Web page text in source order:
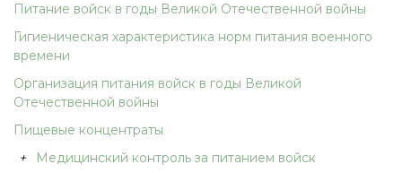
Питание войск в годы Великой Отечественной войны
Гигиеническая характеристика норм питания военного
времени
Организация питания войск в годы Великой
Отечественной войны
Пищевые концентраты
+
Медицинский контроль за питанием войск